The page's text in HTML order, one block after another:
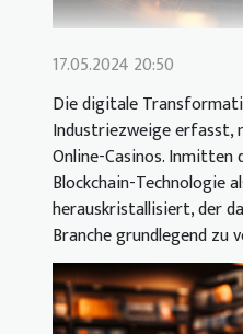
17.05.2024 20:50
Die digitale
Industriezweige
Online-Casinos. Inmitten
Blockchain-Technologie
herauskristallisiert, der
Branche grundlegend zu